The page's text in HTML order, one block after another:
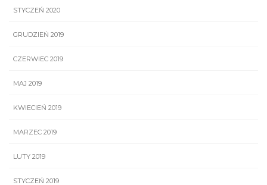
STYCZEŃ 2020
GRUDZIEŃ 2019
CZERWIEC 2019
MAJ 2019
KWIECIEŃ 2019
MARZEC 2019
LUTY 2019
STYCZEŃ 2019